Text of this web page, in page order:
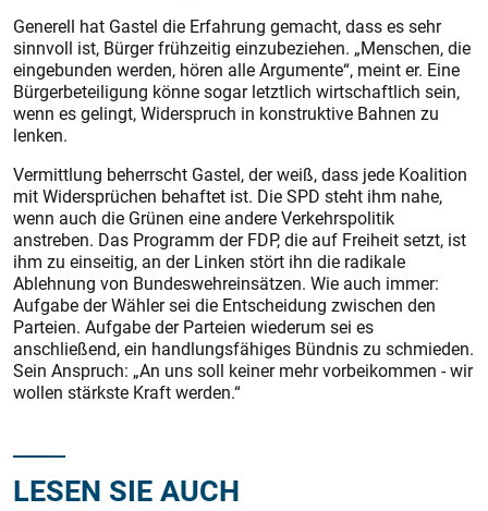
Generell hat Gastel die Erfahrung gemacht, dass es sehr
sinnvoll ist, Bürger frühzeitig einzubeziehen. „Menschen, die
eingebunden werden, hören alle Argumente“, meint er. Eine
Bürgerbeteiligung könne sogar letztlich wirtschaftlich sein,
wenn es gelingt, Widerspruch in konstruktive Bahnen zu
lenken.
Vermittlung beherrscht Gastel, der weiß, dass jede Koalition
mit Widersprüchen behaftet ist. Die SPD steht ihm nahe,
wenn auch die Grünen eine andere Verkehrspolitik
anstreben. Das Programm der FDP, die auf Freiheit setzt, ist
ihm zu einseitig, an der Linken stört ihn die radikale
Ablehnung von Bundeswehreinsätzen. Wie auch immer:
Aufgabe der Wähler sei die Entscheidung zwischen den
Parteien. Aufgabe der Parteien wiederum sei es
anschließend, ein handlungsfähiges Bündnis zu schmieden.
Sein Anspruch: „An uns soll keiner mehr vorbeikommen - wir
wollen stärkste Kraft werden.“
LESEN SIE AUCH